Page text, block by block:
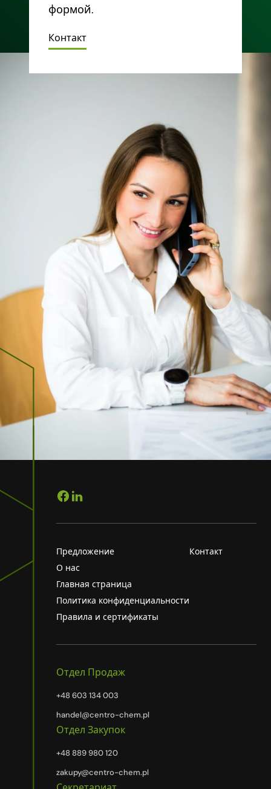
формой.
Контакт
Предложение
О нас
Главная страница
Политика конфиденциальности
Правила и сертификаты
Контакт
Отдел Продаж
+48 603 134 003
handel@centro-chem.pl
Отдел Закупок
+48 889 980 120
zakupy@centro-chem.pl